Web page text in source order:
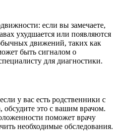
если вы замечаете,
ухудшается или появляются
движений, таких как
быть сигналом о
для диагностики.
у вас есть родственники с
обсудите это с вашим врачом.
поможет врачу
необходимые обследования.